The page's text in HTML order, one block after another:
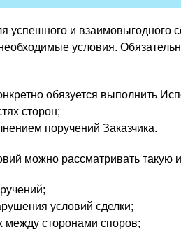
успешного и взаимовыгодного
условия.
обязуется выполнить
сторон;
поручений Заказчика.
можно рассматривать такую
условий сделки;
между сторонами споров;